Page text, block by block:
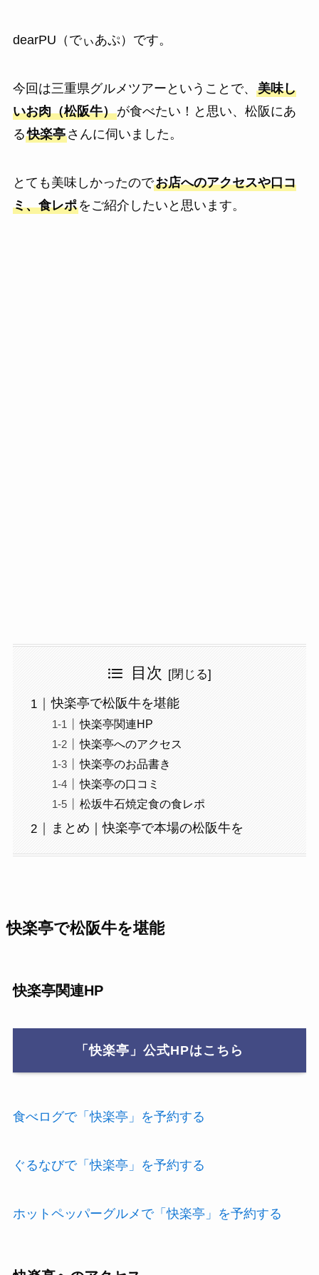
dearPU（でぃあぷ）です。
今回は三重県グルメツアーということで、 美味し
いお肉（松阪牛）が食べたい！と思い、松阪にあ
る快楽亭さんに伺いました。
とても美味しかったのでお店へのアクセスや口コ
ミ、食レポをご紹介したいと思います。
目次
快楽亭で松阪牛を堪能
快楽亭関連HP
快楽亭へのアクセス
快楽亭のお品書き
快楽亭の口コミ
松坂牛石焼定食の食レポ
まとめ｜快楽亭で本場の松阪牛を
快楽亭で松阪牛を堪能
快楽亭関連HP
「快楽亭」公式HPはこちら
食べログで「快楽亭」を予約する
ぐるなびで「快楽亭」を予約する
ホットペッパーグルメで「快楽亭」を予約する